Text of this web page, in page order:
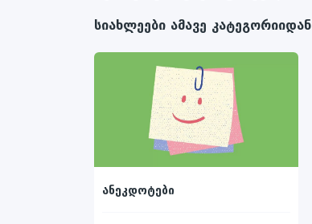
სიახლეები ამავე კატეგორიიდან
ანეკდოტები